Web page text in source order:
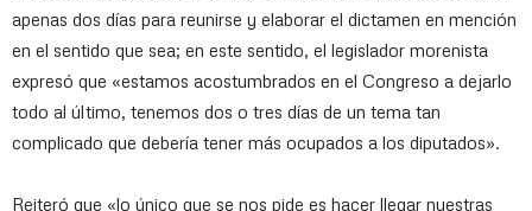
apenas dos días para reunirse y elaborar el dictamen en mención
en el sentido que sea; en este sentido, el legislador morenista
expresó que «estamos acostumbrados en el Congreso a dejarlo
todo al último, tenemos dos o tres días de un tema tan
complicado que debería tener más ocupados a los diputados».
Reiteró que «lo único que se nos pide es hacer llegar nuestras